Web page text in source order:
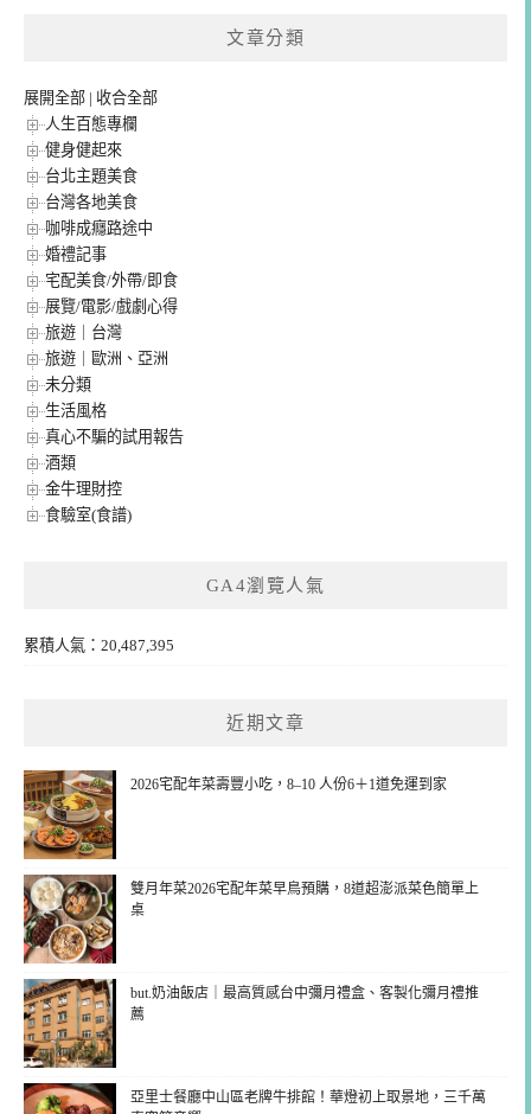
文章分類
展開全部 | 收合全部
人生百態專欄
健身健起來
台北主題美食
台灣各地美食
咖啡成癮路途中
婚禮記事
宅配美食/外帶/即食
展覽/電影/戲劇心得
旅遊｜台灣
旅遊｜歐洲、亞洲
未分類
生活風格
真心不騙的試用報告
酒類
金牛理財控
食驗室(食譜)
GA4瀏覽人氣
累積人氣：20,487,395
近期文章
2026宅配年菜壽豐小吃，8–10 人份6＋1道免運到家
雙月年菜2026宅配年菜早鳥預購，8道超澎派菜色簡單上
桌
but.奶油飯店｜最高質感台中彌月禮盒、客製化彌月禮推
薦
亞里士餐廳中山區老牌牛排館！華燈初上取景地，三千萬